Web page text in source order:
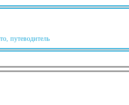
путеводитель